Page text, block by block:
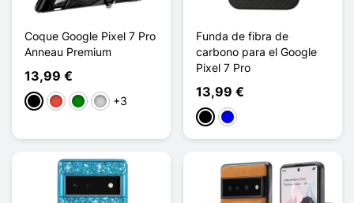
Coque Google Pixel 7 Pro
Anneau Premium
13,99 €
NegroRojoVerdePlata+3
Funda de fibra de
carbono para el Google
Pixel 7 Pro
13,99 €
NegroAzul